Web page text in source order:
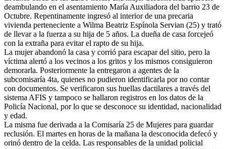
deambulando en el asentamiento María Auxiliadora del barrio 23 de
Octubre. Repentinamente ingresó al interior de una precaria
vivienda perteneciente a Wilma Beatriz Espínola Servian (25) y trató
de llevar a la fuerza a su hija de 5 años. La dueña de casa forcejeó
con la extraña para evitar el rapto de su hija.
La mujer abandonó la casa y corrió para escapar del sitio, pero la
víctima alertó a los vecinos a los gritos y los mismos consiguieron
demorarla. Posteriormente la entregaron a agentes de la
subcomisaría 4ta, quienes no pudieron identificarla por no contar
con documentos. Se verificaron sus huellas dactilares a través del
sistema AFIS y tampoco se hallaron registros en los datos de la
Policía Nacional, por lo que se desconoce su identidad, nacionalidad
y edad.
La misma fue derivada a la Comisaría 25 de Mujeres para guardar
reclusión. El martes en horas de la mañana la desconocida defecó y
orinó dentro de la celda. Las responsables de la unidad policial